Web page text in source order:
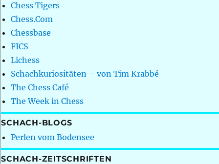
Chess Tigers
Chess.Com
Chessbase
FICS
Lichess
Schachkuriositäten – von Tim Krabbé
The Chess Café
The Week in Chess
SCHACH-BLOGS
Perlen vom Bodensee
SCHACH-ZEITSCHRIFTEN